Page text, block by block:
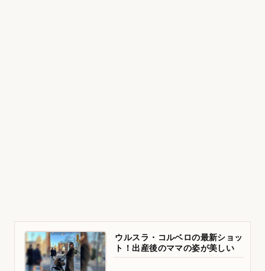
ウルスラ・コルベロの最新ショッ
ト！出産後のママの姿が美しい